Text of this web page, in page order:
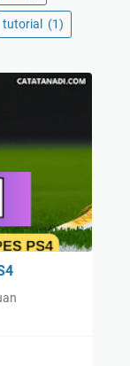
tutorial (1)